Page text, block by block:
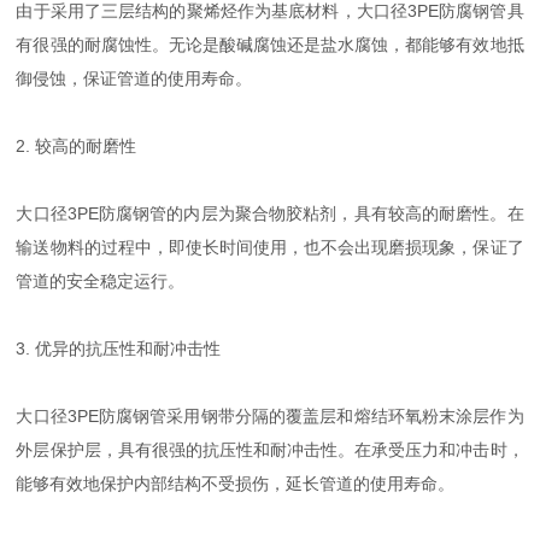
由于采用了三层结构的聚烯烃作为基底材料，大口径3PE防腐钢管具
有很强的耐腐蚀性。无论是酸碱腐蚀还是盐水腐蚀，都能够有效地抵
御侵蚀，保证管道的使用寿命。
2. 较高的耐磨性
大口径3PE防腐钢管的内层为聚合物胶粘剂，具有较高的耐磨性。在
输送物料的过程中，即使长时间使用，也不会出现磨损现象，保证了
管道的安全稳定运行。
3. 优异的抗压性和耐冲击性
大口径3PE防腐钢管采用钢带分隔的覆盖层和熔结环氧粉末涂层作为
外层保护层，具有很强的抗压性和耐冲击性。在承受压力和冲击时，
能够有效地保护内部结构不受损伤，延长管道的使用寿命。